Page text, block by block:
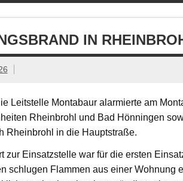
IN
Leitstelle Montabaur alarmierte am
Rheinbrohl und Bad Hönningen
Rheinbrohl in die Hauptstraße.
zur Einsatzstelle war für die ersten
schlugen Flammen aus einer